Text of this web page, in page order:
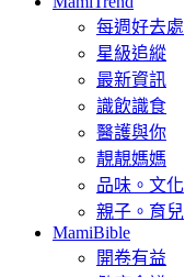
每週好去處
星級追縱
最新資訊
識飲識食
醫護與你
靚靚媽媽
品味。文化
親子。育兒
MamiBible
開卷有益